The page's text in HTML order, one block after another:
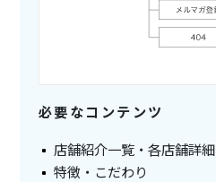
必要なコンテンツ
店舗紹介一覧・各店舗詳細
特徴・こだわり